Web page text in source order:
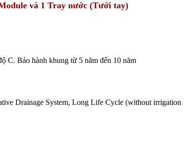
và 1 Tray nước (Tưới tay)
C. Bảo hành khung từ 5 năm đến 10 năm
Drainage System, Long Life Cycle (without irrigation